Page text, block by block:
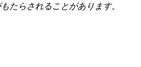
たらされることがあります。